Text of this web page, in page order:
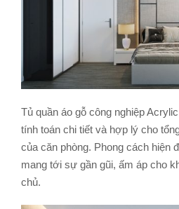
Tủ quần áo gỗ công nghiệp
tính toán chi tiết và hợp lý cho
của căn phòng. Phong cách hiện
mang tới sự gần gũi, ấm áp cho
chủ.